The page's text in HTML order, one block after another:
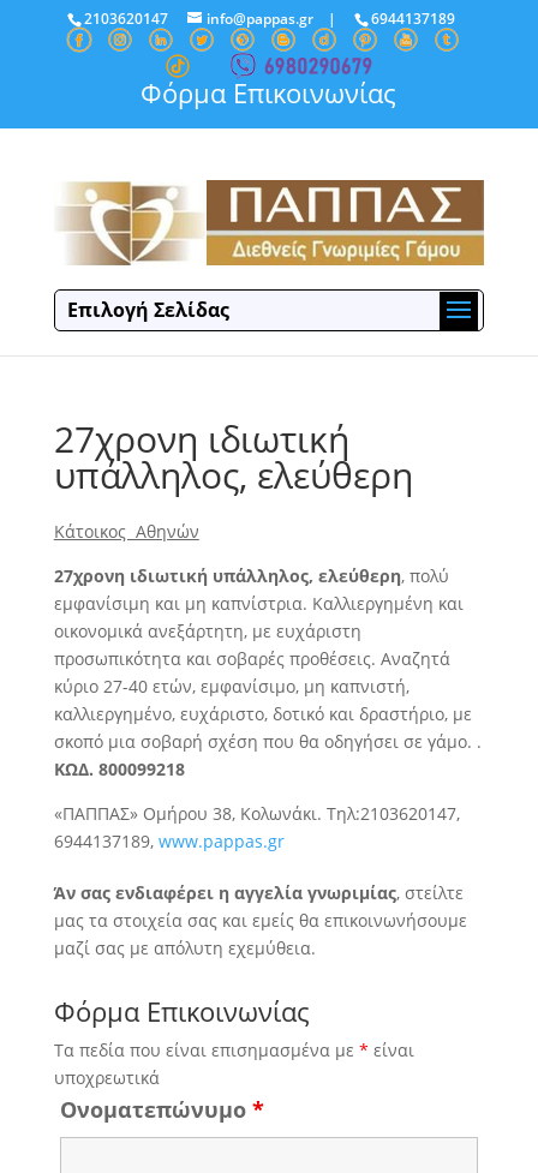
2103620147 info@pappas.gr| 6944137189
Φόρμα Επικοινωνίας
Επιλογή Σελίδας
27χρονη ιδιωτική
υπάλληλος, ελεύθερη
Κάτοικος Αθηνών
27χρονη ιδιωτική υπάλληλος, ελεύθερη, πολύ
εμφανίσιμη και μη καπνίστρια. Καλλιεργημένη και
οικονομικά ανεξάρτητη, με ευχάριστη
προσωπικότητα και σοβαρές προθέσεις. Αναζητά
κύριο 27-40 ετών, εμφανίσιμο, μη καπνιστή,
καλλιεργημένο, ευχάριστο, δοτικό και δραστήριο, με
σκοπό μια σοβαρή σχέση που θα οδηγήσει σε γάμο. .
ΚΩΔ. 800099218
«ΠΑΠΠΑΣ» Ομήρου 38, Κολωνάκι. Τηλ:2103620147,
6944137189, www.pappas.gr
Άν σας ενδιαφέρει η αγγελία γνωριμίας, στείλτε
μας τα στοιχεία σας και εμείς θα επικοινωνήσουμε
μαζί σας με απόλυτη εχεμύθεια.
Φόρμα Επικοινωνίας
Τα πεδία που είναι επισημασμένα με * είναι
υποχρεωτικά
Ονοματεπώνυμο *